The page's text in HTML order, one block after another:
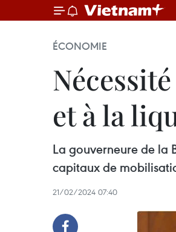
ÉCONOMIE
et à la
La gouverneure de la
capitaux de
21/02/2024 07:40